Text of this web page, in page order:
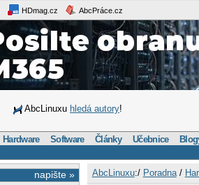
HDmag.cz AbcPráce.cz
AbcLinuxu hledá autory!
Hardware Software Články Učebnice
napište » AbcLinuxu:/ Poradna/